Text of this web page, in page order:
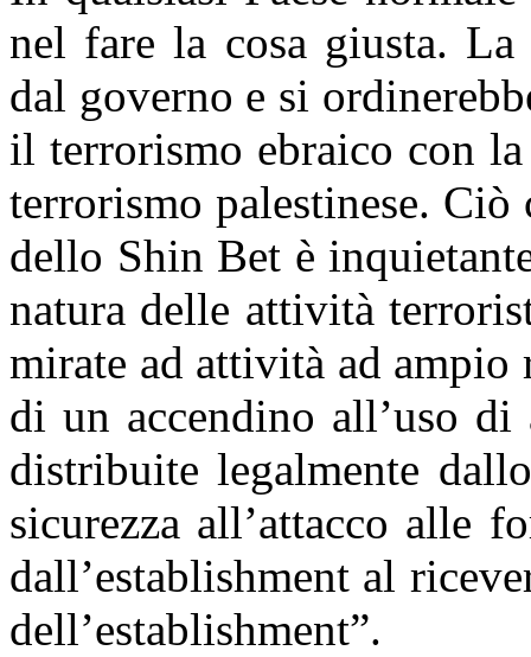
nel fare la cosa giusta. La
dal governo e si
il terrorismo ebraico con
terrorismo palestinese.
dello Shin Bet è
natura delle attività
mirate ad attività ad ampio
di un accendino all’uso
distribuite legalmente
sicurezza all’attacco alle
dall’establishment al
dell’establishment”.